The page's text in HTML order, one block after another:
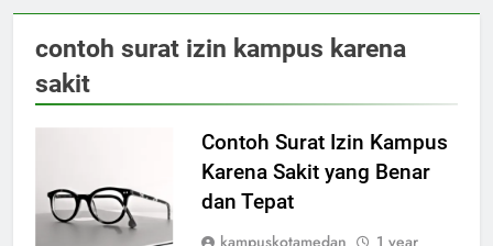
contoh surat izin kampus karena
sakit
Contoh Surat Izin Kampus
Karena Sakit yang Benar
dan Tepat